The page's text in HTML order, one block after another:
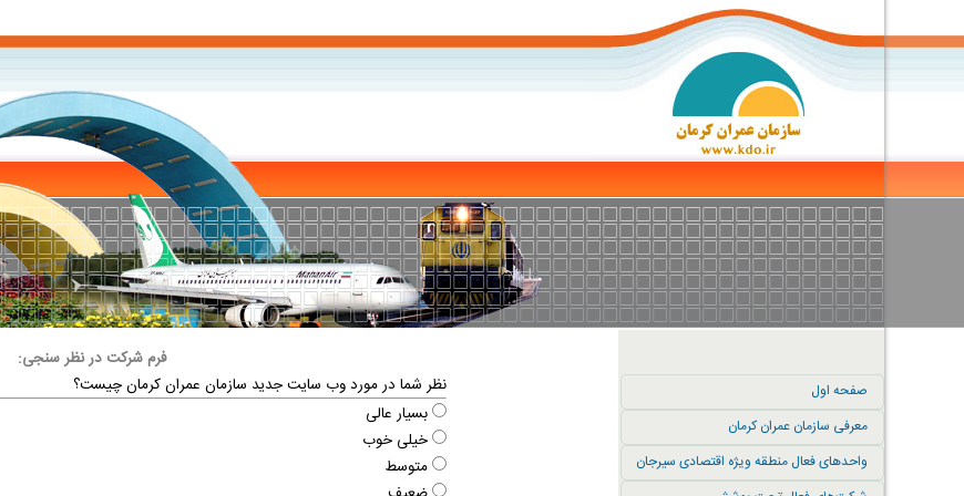
صفحه اول
معرفی سازمان عمران کرمان
واحدهای فعال منطقه ویژه اقتصادی سیرجان
فرم شرکت در نظر سنجی:
نظر شما در مورد وب سایت جدید سازمان عمران کرمان چیست؟
بسیار عالی
خیلی خوب
متوسط